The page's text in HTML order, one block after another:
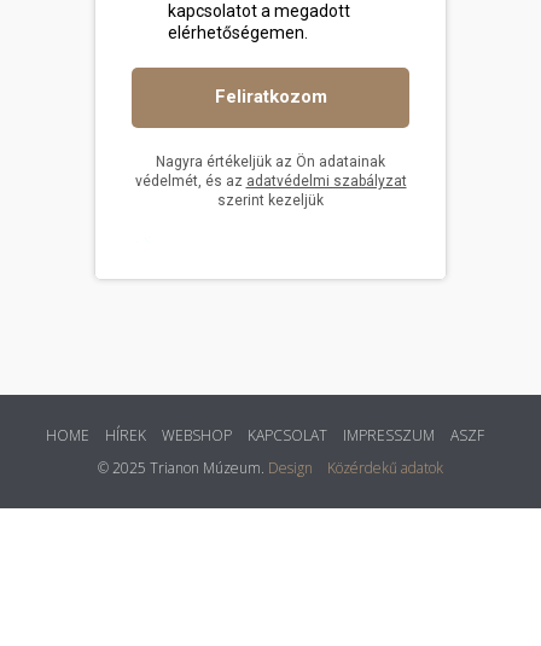
HOME HÍREK WEBSHOP KAPCSOLAT IMPRESSZUM
ASZF
© 2025 Trianon Múzeum. Design Közérdekű adatok